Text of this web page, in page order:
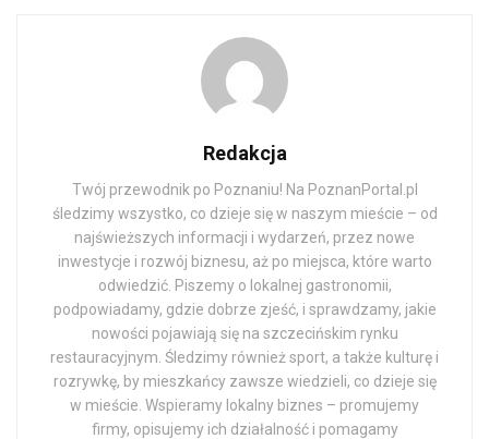
Redakcja
Twój przewodnik po Poznaniu! Na PoznanPortal.pl
śledzimy wszystko, co dzieje się w naszym mieście – od
najświeższych informacji i wydarzeń, przez nowe
inwestycje i rozwój biznesu, aż po miejsca, które warto
odwiedzić. Piszemy o lokalnej gastronomii,
podpowiadamy, gdzie dobrze zjeść, i sprawdzamy, jakie
nowości pojawiają się na szczecińskim rynku
restauracyjnym. Śledzimy również sport, a także kulturę i
rozrywkę, by mieszkańcy zawsze wiedzieli, co dzieje się
w mieście. Wspieramy lokalny biznes – promujemy
firmy, opisujemy ich działalność i pomagamy